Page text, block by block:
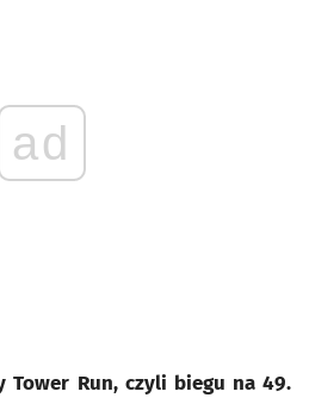
ad
Tower Run, czyli biegu na 49.